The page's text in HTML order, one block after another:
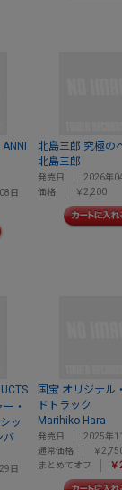
日
北島三郎 究極の
北島三郎
発売日
2026年
価格
￥2,200
・
ッ
バ
日
国宝 オリジナル
ドトラック
Marihiko Hara
発売日
2025年
通常価格
￥
まとめてオフ
￥